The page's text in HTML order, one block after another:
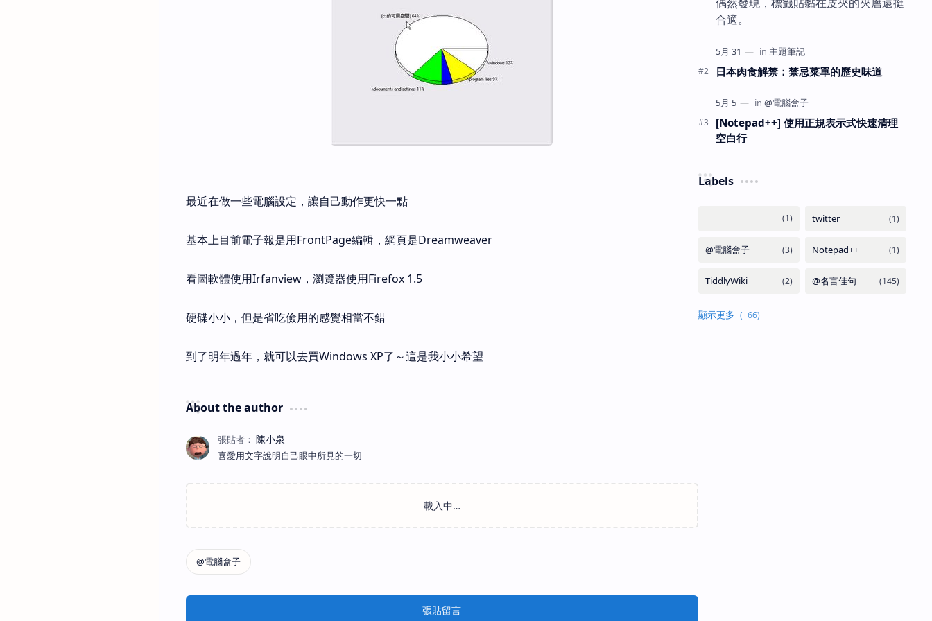
最近在做一些電腦設定，讓自己動作更快一點
基本上目前電子報是用FrontPage編輯，網頁是Dreamweaver
看圖軟體使用Irfanview，瀏覽器使用Firefox 1.5
硬碟小小，但是省吃儉用的感覺相當不錯
到了明年過年，就可以去買Windows XP了～這是我小小希望
About the author
喜愛用文字說明自己眼中所見的一切
張貼留言
合適。
日本肉食解禁：禁忌菜單的歷史味道
[Notepad++] 使用正規表示式快速清理
空白行
Labels